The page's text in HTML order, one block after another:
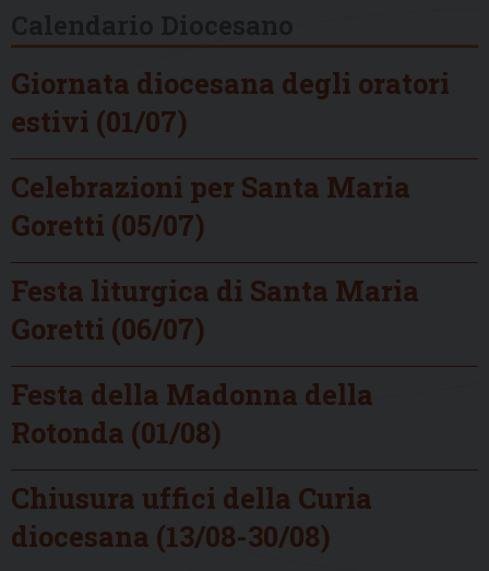
Giornata diocesana degli oratori
estivi (01/07)
Celebrazioni per Santa Maria
Goretti (05/07)
Festa liturgica di Santa Maria
Goretti (06/07)
Festa della Madonna della
Rotonda (01/08)
Chiusura uffici della Curia
diocesana (13/08-30/08)